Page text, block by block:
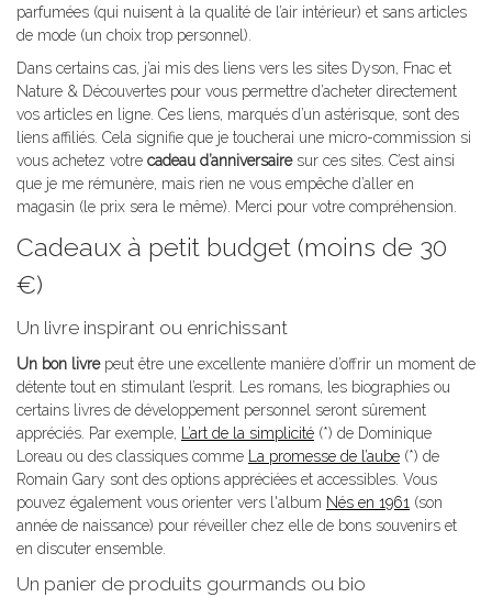
parfumées (qui nuisent à la qualité de l’air intérieur) et sans articles
de mode (un choix trop personnel).
Dans certains cas, j’ai mis des liens vers les sites Dyson, Fnac et
Nature & Découvertes pour vous permettre d’acheter directement
vos articles en ligne. Ces liens, marqués d’un astérisque, sont des
liens affiliés. Cela signifie que je toucherai une micro-commission si
vous achetez votre cadeau d’anniversairesur ces sites. C’est ainsi
que je me rémunère, mais rien ne vous empêche d’aller en
magasin (le prix sera le même). Merci pour votre compréhension.
Cadeaux à petit budget (moins de 30
€)
Un livre inspirant ou enrichissant
Un bon livrepeut être une excellente manière d’offrir un moment de
détente tout en stimulant l’esprit. Les romans, les biographies ou
certains livres de développement personnel seront sûrement
appréciés. Par exemple, L’art de la simplicité (*) de Dominique
Loreau ou des classiques comme La promesse de l’aube (*) de
Romain Gary sont des options appréciées et accessibles. Vous
pouvez également vous orienter vers l'album Nés en 1961 (son
année de naissance) pour réveiller chez elle de bons souvenirs et
en discuter ensemble.
Un panier de produits gourmands ou bio